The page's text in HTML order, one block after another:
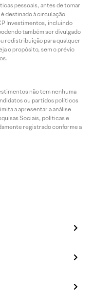
pessoais, antes de tomar
destinado à circulação
Investimentos, incluindo
também ser divulgado
redistribuição para qualquer
o propósito, sem o prévio
não tem nenhuma
ou partidos políticos
a apresentar a análise
Sociais, políticas e
registrado conforme a